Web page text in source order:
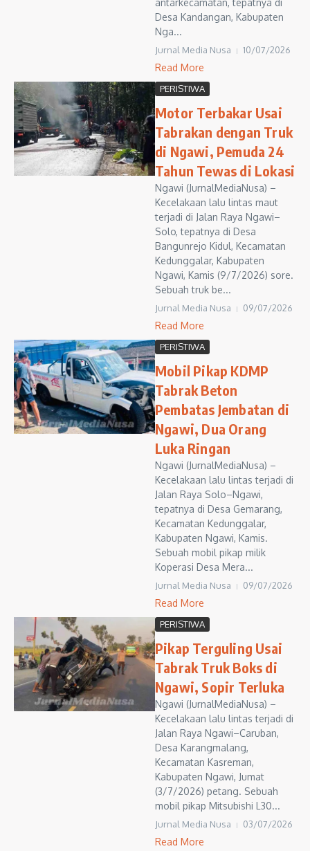
antarkecamatan, tepatnya di
Desa Kandangan, Kabupaten
Nga...
Jurnal Media Nusa 10/07/2026
Read More
PERISTIWA
Motor Terbakar Usai
Tabrakan dengan Truk
di Ngawi, Pemuda 24
Tahun Tewas di Lokasi
Ngawi (JurnalMediaNusa) –
Kecelakaan lalu lintas maut
terjadi di Jalan Raya Ngawi–
Solo, tepatnya di Desa
Bangunrejo Kidul, Kecamatan
Kedunggalar, Kabupaten
Ngawi, Kamis (9/7/2026) sore.
Sebuah truk be...
Jurnal Media Nusa 09/07/2026
Read More
PERISTIWA
Mobil Pikap KDMP
Tabrak Beton
Pembatas Jembatan di
Ngawi, Dua Orang
Luka Ringan
Ngawi (JurnalMediaNusa) –
Kecelakaan lalu lintas terjadi di
Jalan Raya Solo–Ngawi,
tepatnya di Desa Gemarang,
Kecamatan Kedunggalar,
Kabupaten Ngawi, Kamis.
Sebuah mobil pikap milik
Koperasi Desa Mera...
Jurnal Media Nusa 09/07/2026
Read More
PERISTIWA
Pikap Terguling Usai
Tabrak Truk Boks di
Ngawi, Sopir Terluka
Ngawi (JurnalMediaNusa) –
Kecelakaan lalu lintas terjadi di
Jalan Raya Ngawi–Caruban,
Desa Karangmalang,
Kecamatan Kasreman,
Kabupaten Ngawi, Jumat
(3/7/2026) petang. Sebuah
mobil pikap Mitsubishi L30...
Jurnal Media Nusa 03/07/2026
Read More